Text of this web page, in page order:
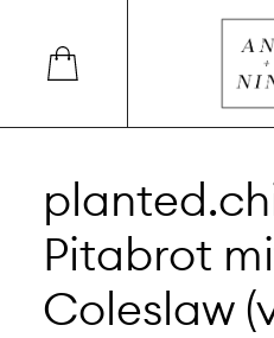
Pitabrot
Coleslaw